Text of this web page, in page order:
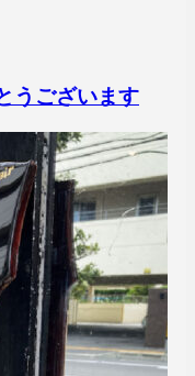
うございます